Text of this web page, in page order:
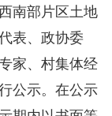
南部片区土地
表、政协委
家、村集体经
公示。在公示